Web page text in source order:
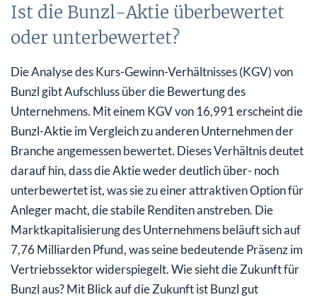
Ist die Bunzl-Aktie überbewertet
oder unterbewertet?
Die Analyse des Kurs-Gewinn-Verhältnisses (KGV) von
Bunzl gibt Aufschluss über die Bewertung des
Unternehmens. Mit einem KGV von 16,991 erscheint die
Bunzl-Aktie im Vergleich zu anderen Unternehmen der
Branche angemessen bewertet. Dieses Verhältnis deutet
darauf hin, dass die Aktie weder deutlich über- noch
unterbewertet ist, was sie zu einer attraktiven Option für
Anleger macht, die stabile Renditen anstreben. Die
Marktkapitalisierung des Unternehmens beläuft sich auf
7,76 Milliarden Pfund, was seine bedeutende Präsenz im
Vertriebssektor widerspiegelt. Wie sieht die Zukunft für
Bunzl aus? Mit Blick auf die Zukunft ist Bunzl gut